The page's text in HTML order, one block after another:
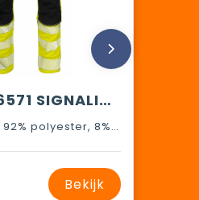
ProJob 6571 SIGNALISATIESTRETCHBROEK MET KNIEZAKKEN EN SPIJKERZAKKEN EN ISO 20471 KLASSE 2
Materiaal 1: 92% polyester, 8% spandex Materiaal 2: 70% polyamide, 18% Kevlar, 12% elastane
Bekijk